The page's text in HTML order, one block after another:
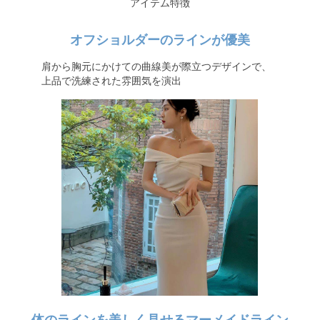
アイテム特徴
オフショルダーのラインが優美
肩から胸元にかけての曲線美が際立つデザインで、
上品で洗練された雰囲気を演出